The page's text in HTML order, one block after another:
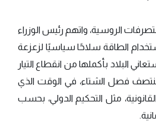
الروسية، واتهم رئيس الوزراء
الطاقة سلاحًا سياسيًا لزعزعة
البلاد بأكملها من انقطاع التيار
منتصف فصل الشتاء، في الوقت الذي
مثل التحكيم الدولي، بحسب